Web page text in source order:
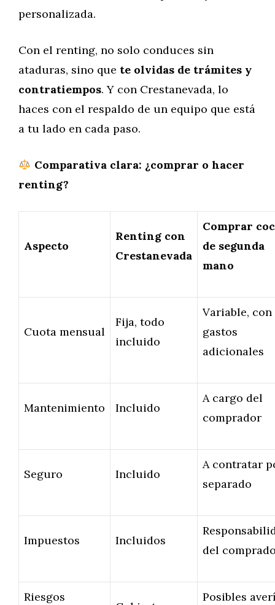
personalizada.
Con el renting, no solo conduces sin
ataduras, sino que te olvidas de trámites y
contratiempos. Y con Crestanevada, lo
haces con el respaldo de un equipo que está
a tu lado en cada paso.
Comparativa clara: ¿comprar o hacer
renting?
Aspecto
Renting con
Crestanevada
Comprar
de segunda
mano
Cuota mensual
Fija, todo
incluido
Variable, con
gastos
adicionales
Mantenimiento Incluido
A cargo del
comprador
Seguro Incluido
A contratar
separado
Impuestos Incluidos
del
Riesgos
Posibles